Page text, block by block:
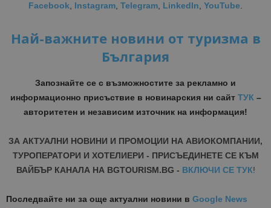
Facebook, Instagram, Telegram, LinkedIn, YouTube.
Най-важните новини от туризма в
България
Запознайте се с възможностите за рекламно и
информационно присъствие в новинарския ни сайт ТУК–
авторитетен и независим източник на информация!
ЗА АКТУАЛНИ НОВИНИ И ПРОМОЦИИ НА АВИОКОМПАНИИ,
ТУРОПЕРАТОРИ И ХОТЕЛИЕРИ - ПРИСЪЕДИНЕТЕ СЕ КЪМ
ВАЙБЪР КАНАЛА НА BGTOURISM.BG - ВКЛЮЧИ СЕ ТУК!
Последвайте ни за още актуални новини в Google News